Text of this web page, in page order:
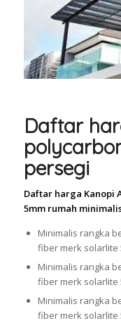
Daftar
persegi
Daftar harga Kanopi
5mm rumah
Minimalis rangka
fiber merk solarlite
Minimalis rangka
fiber merk solarlite
Minimalis rangka
fiber merk solarlite